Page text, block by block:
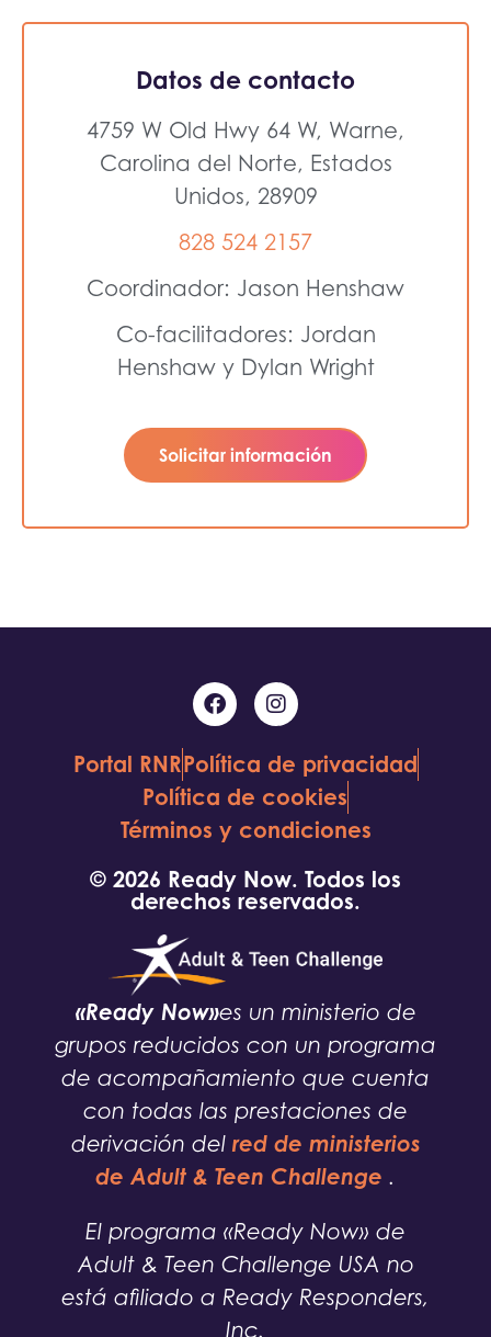
Datos de contacto
4759 W Old Hwy 64 W, Warne,
Carolina del Norte, Estados
Unidos, 28909
828 524 2157
Coordinador: Jason Henshaw
Co-facilitadores: Jordan
Henshaw y Dylan Wright
Solicitar información
Portal RNRPolítica de privacidad
Política de cookies
Términos y condiciones
© 2026 Ready Now. Todos los
derechos reservados.
«Ready Now»es un ministerio de
grupos reducidos con un programa
de acompañamiento que cuenta
con todas las prestaciones de
derivación del red de ministerios
de Adult & Teen Challenge .
El programa «Ready Now» de
Adult & Teen Challenge USA no
está afiliado a Ready Responders,
Inc.